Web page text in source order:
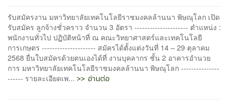
รับสมัครงาน มหาวิทยาลัยเทคโนโลยีราชมงคลล้านนา พิษณุโลก เปิด
รับสมัคร ลูกจ้างชั่วคราว จำนวน 3 อัตรา --------------------- ตำแหน่ง :
พนักงานทั่วไป ปฏิบัติหน้าที่ ณ คณะวิทยาศาสตร์และเทคโนโลยี
การเกษตร --------------------- สมัครได้ตั้งแต่งวันที่ 14 – 29 ตุลาคม
2568 ยื่นใบสมัครด้วยตนเองได้ที่ งานบุคลากร ชั้น 2 อาคารอำนวย
การ มหาวิทยาลัยเทคโนโลยีราชมงคลล้านนา พิษณุโลก ---------------
------ รายละเอียดเพ... >> อ่านต่อ